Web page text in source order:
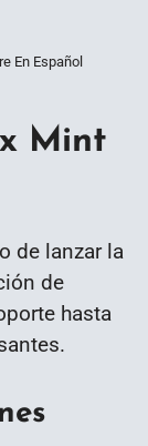
En Español
Mint
de lanzar la
de
hasta